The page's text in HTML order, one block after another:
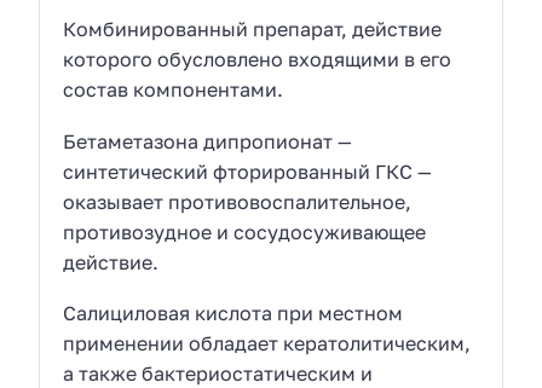
Комбинированный препарат, действие
которого обусловлено входящими в его
состав компонентами.
Бетаметазона дипропионат —
синтетический фторированный ГКС —
оказывает противовоспалительное,
противозудное и сосудосуживающее
действие.
Салициловая кислота при местном
применении обладает кератолитическим,
а также бактериостатическим и